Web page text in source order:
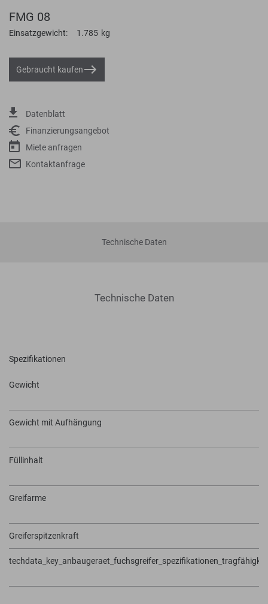
FMG 08
Einsatzgewicht: 1.785 kg
Gebraucht kaufen
Datenblatt
Finanzierungsangebot
Miete anfragen
Kontaktanfrage
Technische Daten
Technische Daten
Spezifikationen
Gewicht
Gewicht mit Aufhängung
Füllinhalt
Greifarme
Greiferspitzenkraft